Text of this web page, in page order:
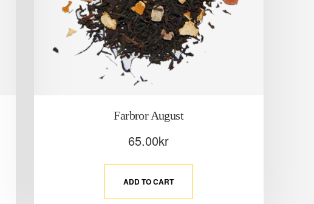
Farbror August
65.00kr
ADD TO CART